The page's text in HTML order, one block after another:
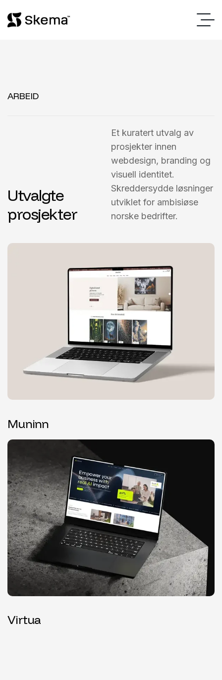
ARBEID
Utvalgte
prosjekter
Et kuratert utvalg av
prosjekter innen
webdesign, branding og
visuell identitet.
Skreddersydde løsninger
utviklet for ambisiøse
norske bedrifter.
Muninn
Virtua